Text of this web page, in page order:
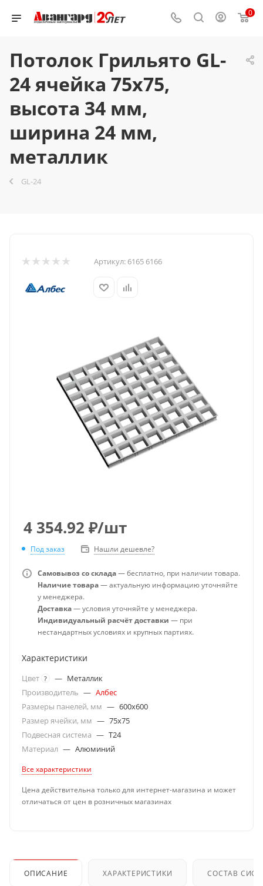
0
Потолок Грильято GL-
24 ячейка 75x75,
высота 34 мм,
ширина 24 мм,
металлик
GL-24
Артикул: 6165 6166
4 354.92 ₽/шт
Под заказ Нашли дешевле?
Самовывоз со склада— бесплатно, при наличии товара.
Наличие товара— актуальную информацию уточняйте
у менеджера.
Доставка— условия уточняйте у менеджера.
Индивидуальный расчёт доставки — при
нестандартных условиях и крупных партиях.
Характеристики
Цвет ? — Металлик
Производитель — Албес
Размеры панелей, мм — 600x600
Размер ячейки, мм — 75x75
Подвесная система — T24
Материал — Алюминий
Все характеристики
Цена действительна только для интернет-магазина и может
отличаться от цен в розничных магазинах
ОПИСАНИЕ ХАРАКТЕРИСТИКИ СОСТАВ